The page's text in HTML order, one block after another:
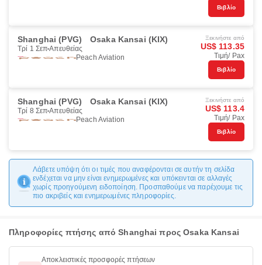
Βιβλίο
Shanghai (PVG) Osaka Kansai (KIX)
Τρί 1 Σεπ Απευθείας
Peach Aviation
Ξεκινήστε από
US$ 113.35
Τιμή/ Pax
Βιβλίο
Shanghai (PVG) Osaka Kansai (KIX)
Τρί 8 Σεπ Απευθείας
Peach Aviation
Ξεκινήστε από
US$ 113.4
Τιμή/ Pax
Βιβλίο
Λάβετε υπόψη ότι οι τιμές που αναφέρονται σε αυτήν τη σελίδα
ενδέχεται να μην είναι ενημερωμένες και υπόκεινται σε αλλαγές
χωρίς προηγούμενη ειδοποίηση. Προσπαθούμε να παρέχουμε τις
πιο ακριβείς και ενημερωμένες πληροφορίες.
Πληροφορίες πτήσης από Shanghai προς Osaka Kansai
Αποκλειστικές προσφορές πτήσεων